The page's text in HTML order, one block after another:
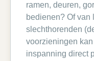
ramen, deuren,
bedienen? Of
slechthorenden
voorzieningen
inspanning direct